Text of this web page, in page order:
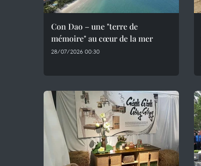
Con Dao – une "terre de
mémoire" au cœur de la mer
28/07/2026 00:30